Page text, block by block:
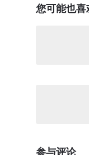
您可能也
参与评论